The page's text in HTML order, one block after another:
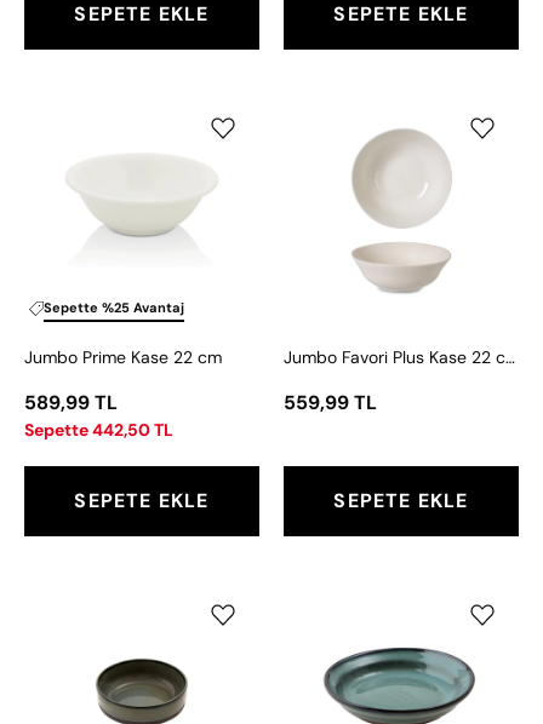
SEPETE EKLE SEPETE EKLE
Sepette %25 Avantaj
Kase
Jumbo Prime Kase 22 cm
589,99 TL
Sepette 442,50 TL
SEPETE EKLE
Favori
Kase
22
cm
Jumbo Favori Plus Kase 22 cm
559,99 TL
SEPETE EKLE
Quantum
12
cm
Quantum
Minimal
Kase
10